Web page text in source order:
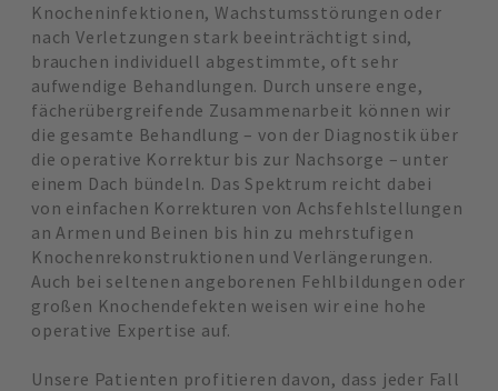
Knocheninfektionen, Wachstumsstörungen oder
nach Verletzungen stark beeinträchtigt sind,
brauchen individuell abgestimmte, oft sehr
aufwendige Behandlungen. Durch unsere enge,
fächerübergreifende Zusammenarbeit können wir
die gesamte Behandlung – von der Diagnostik über
die operative Korrektur bis zur Nachsorge – unter
einem Dach bündeln. Das Spektrum reicht dabei
von einfachen Korrekturen von Achsfehlstellungen
an Armen und Beinen bis hin zu mehrstufigen
Knochenrekonstruktionen und Verlängerungen.
Auch bei seltenen angeborenen Fehlbildungen oder
großen Knochendefekten weisen wir eine hohe
operative Expertise auf.
Unsere Patienten profitieren davon, dass jeder Fall